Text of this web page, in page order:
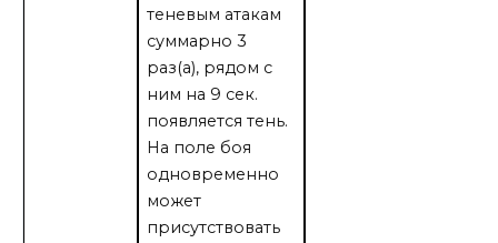
теневым атакам
суммарно 3
раз(а), рядом с
ним на 9 сек.
появляется тень.
На поле боя
одновременно
может
присутствовать